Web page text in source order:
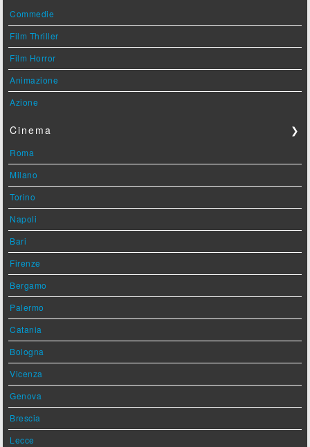
Commedie
Film Thriller
Film Horror
Animazione
Azione
Cinema ❯
Roma
Milano
Torino
Napoli
Bari
Firenze
Bergamo
Palermo
Catania
Bologna
Vicenza
Genova
Brescia
Lecce